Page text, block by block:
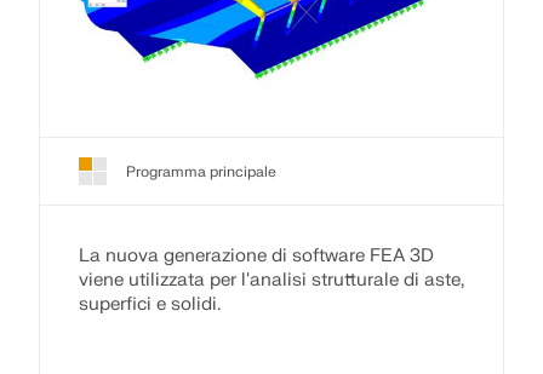
Programma principale
La nuova generazione di software FEA 3D
viene utilizzata per l'analisi strutturale di aste,
superfici e solidi.